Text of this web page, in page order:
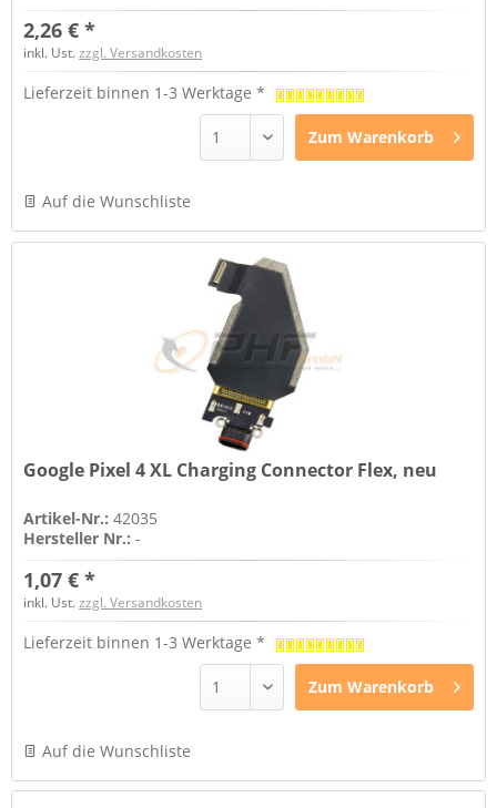
2,26 € *
inkl. Ust.zzgl. Versandkosten
Lieferzeit binnen 1-3 Werktage *
Zum Warenkorb
Auf die Wunschliste
Google Pixel 4 XL Charging Connector Flex, neu
Artikel-Nr.:42035
Hersteller Nr.:-
1,07 € *
inkl. Ust.zzgl. Versandkosten
Lieferzeit binnen 1-3 Werktage *
Zum Warenkorb
Auf die Wunschliste